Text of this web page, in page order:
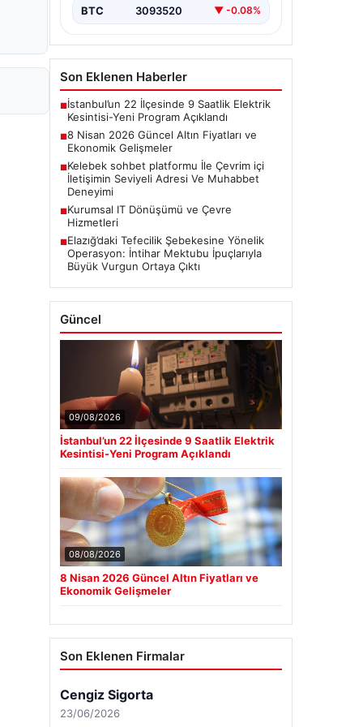
BTC 3093520 ▼ -0.08%
Son Eklenen Haberler
■İstanbul’un 22 İlçesinde 9 Saatlik Elektrik
Kesintisi-Yeni Program Açıklandı
■8 Nisan 2026 Güncel Altın Fiyatları ve
Ekonomik Gelişmeler
■Kelebek sohbet platformu İle Çevrim içi
İletişimin Seviyeli Adresi Ve Muhabbet
Deneyimi
■Kurumsal IT Dönüşümü ve Çevre
Hizmetleri
■Elazığ’daki Tefecilik Şebekesine Yönelik
Operasyon: İntihar Mektubu İpuçlarıyla
Büyük Vurgun Ortaya Çıktı
Güncel
09/08/2026
İstanbul’un 22 İlçesinde 9 Saatlik Elektrik
Kesintisi-Yeni Program Açıklandı
08/08/2026
8 Nisan 2026 Güncel Altın Fiyatları ve
Ekonomik Gelişmeler
Son Eklenen Firmalar
Cengiz Sigorta
23/06/2026